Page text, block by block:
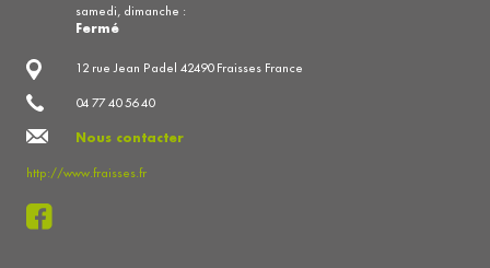
12 rue Jean Padel 42490 Fraisses France
04 77 40 56 40
Nous contacter
http://www.fraisses.fr
samedi, dimanche :
Fermé